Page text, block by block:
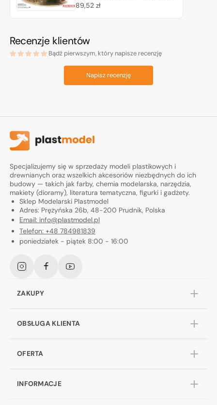
Cena
89,52 zł
Recenzje klientów
Bądź pierwszym, który napisze recenzję
Napisz recenzję
Specjalizujemy się w sprzedaży modeli plastikowych i
drewnianych oraz wszelkich akcesoriów niezbędnych do ich
budowy — takich jak farby, chemia modelarska, narzędzia,
makiety (dioramy), literatura tematyczna, figurki i gadżety.
Sklep Modelarski Plastmodel
Adres: Prężyńska 26b, 48-200 Prudnik, Polska
Email: info@plastmodel.pl
Telefon: +48 784981839
poniedziałek - piątek 8:00 - 16:00
InstagramFacebookYouTube
ZAKUPY
OBSŁUGA KLIENTA
OFERTA
INFORMACJE